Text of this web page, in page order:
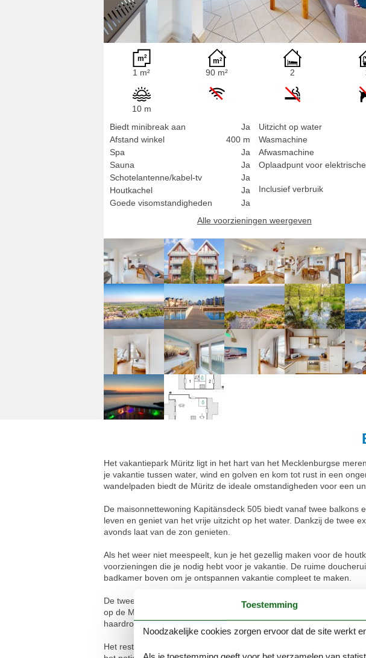
1 m² 90 m² 2
10 m
Biedt minibreak aan
Ja
Afstand winkel
400 m
Spa
Ja
Sauna
Ja
Schotelantenne/kabel-tv
Ja
Houtkachel
Ja
Goede visomstandigheden
Ja
Uitzicht op water
Wasmachine
Afwasmachine
Oplaadpunt voor
Inclusief verbruik
Alle voorzieningen weergeven
Het vakantiepark Müritz ligt in het hart van het Mecklenburgse
je vakantie tussen water, wind en golven en kom tot rust in een
wandelpaden biedt de Müritz de ideale omstandigheden voor een
De maisonnettewoning Kapitänsdeck 505 biedt vanaf twee
leven en geniet van het vrije uitzicht op het water. Dankzij de twee
avonds laat van de zon genieten.
Als het weer niet meespeelt, kun je het gezellig maken voor de
voorzieningen die je nodig hebt voor je vakantie. De ruime
badkamer boven om je ontspannen vakantie compleet te maken.
De twee slaapkamers bevinden zich op de bovenverdieping van
op de Müritz. De tweede slaapkamer heeft ook een gezellig
haardroger is beschikbaar in het vakantiehuis.
Het restaurant op het park staat afhankelijk van het seizoen tot je
Toestemming
Noodzakelijke cookies zorgen ervoor dat de site werkt